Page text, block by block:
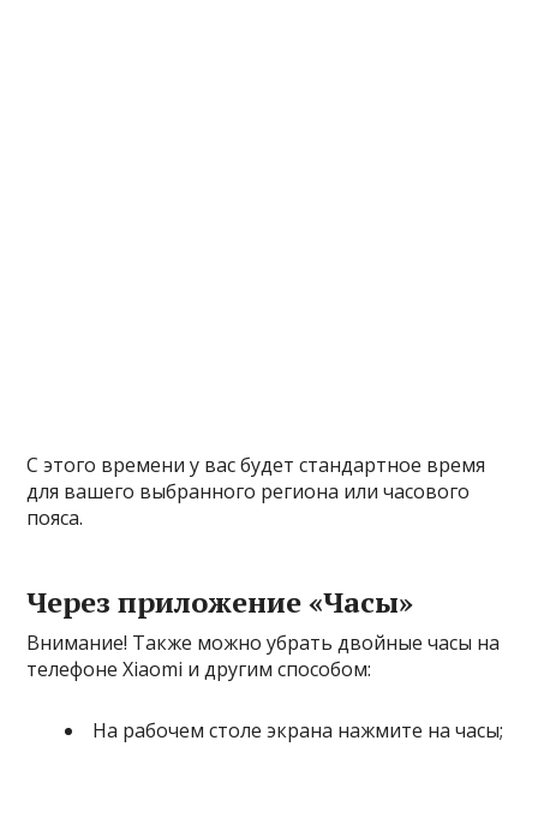
С этого времени у вас будет стандартное время
для вашего выбранного региона или часового
пояса.
Через приложение «Часы»
Внимание! Также можно убрать двойные часы на
телефоне Xiaomi и другим способом:
На рабочем столе экрана нажмите на часы;